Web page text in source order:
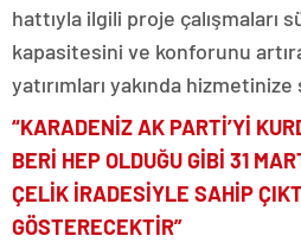
hattıyla ilgili proje çalışmaları
kapasitesini ve konforunu
yatırımları yakında
“KARADENİZ AK PARTİ’Yİ
BERİ HEP OLDUĞU GİBİ 31
ÇELİK İRADESİYLE SAHİP
GÖSTERECEKTİR”